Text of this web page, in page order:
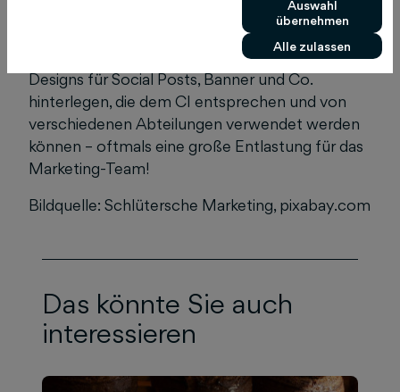
und kann von fünf Mitgliedern verwendet
werden. Im Unternehmensaccount kann man
dann beispielsweise eigene Vorlagen und
Designs für Social Posts, Banner und Co.
hinterlegen, die dem CI entsprechen und von
verschiedenen Abteilungen verwendet werden
können – oftmals eine große Entlastung für das
Marketing-Team!
Bildquelle: Schlütersche Marketing, pixabay.com
Das könnte Sie auch
interessieren
Auswahl
übernehmen
Alle zulassen